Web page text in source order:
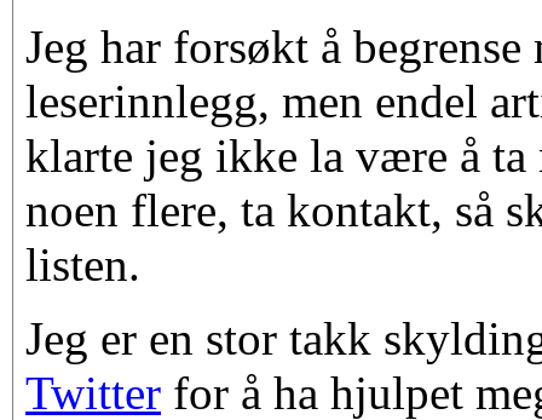
Jeg har forsøkt å
leserinnlegg, men endel
klarte jeg ikke la være å ta
noen flere, ta kontakt, så
listen.
Jeg er en stor takk
Twitter for å ha hjulpet